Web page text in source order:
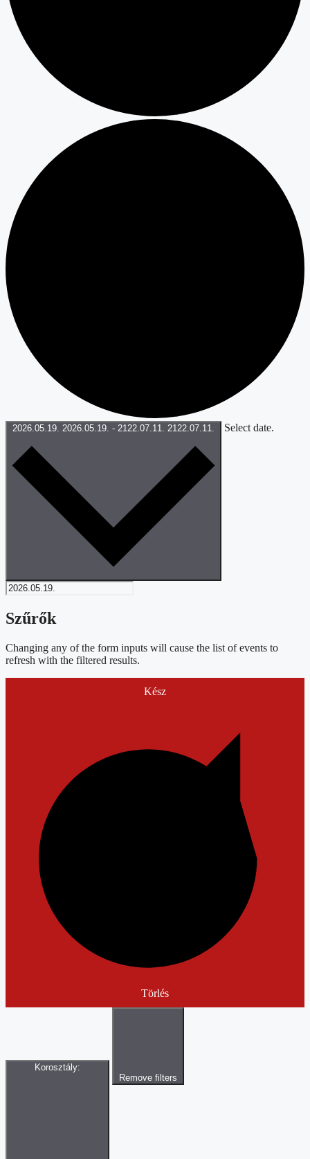
2026.05.19. 2026.05.19. - 2122.07.11. 2122.07.11. Select date.
Szűrők
Changing any of the form inputs will cause the list of events to
refresh with the filtered results.
Kész
Törlés
Korosztály:
Remove filters